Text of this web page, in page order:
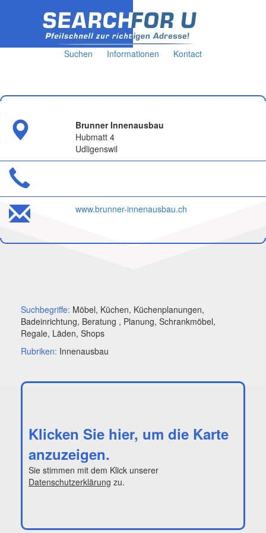
Suchen Informationen Kontact
Brunner Innenausbau
Hubmatt 4
Udligenswil
www.brunner-innenausbau.ch
Suchbegriffe: Möbel, Küchen, Küchenplanungen,
Badeinrichtung, Beratung , Planung, Schrankmöbel,
Regale, Läden, Shops
Rubriken: Innenausbau
Klicken Sie hier, um die Karte
anzuzeigen.
Sie stimmen mit dem Klick unserer
Datenschutzerklärung zu.